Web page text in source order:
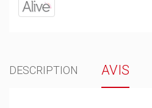
DESCRIPTION AVIS